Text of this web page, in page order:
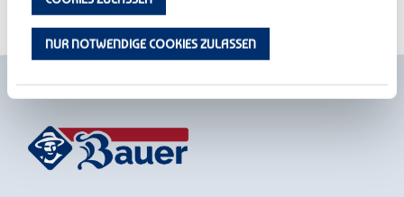
NUR NOTWENDIGE COOKIES ZULASSEN